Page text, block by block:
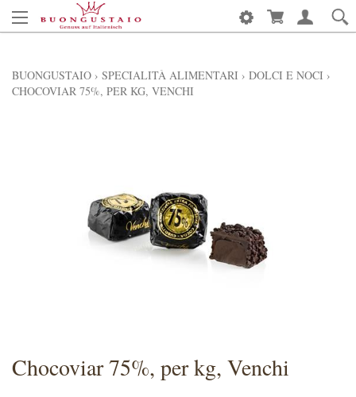
BUONGUSTAIO › SPECIALITÀ ALIMENTARI › DOLCI E NOCI ›
CHOCOVIAR 75%, PER KG, VENCHI
Chocoviar 75%, per kg, Venchi